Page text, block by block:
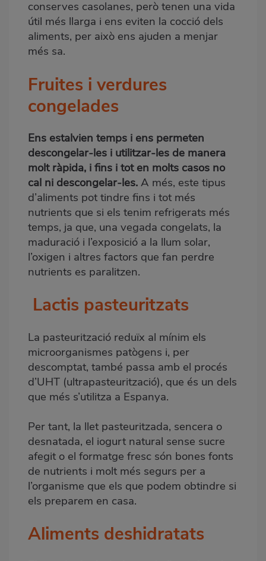
conserves casolanes, però tenen una vida
útil més llarga i ens eviten la cocció dels
aliments, per això ens ajuden a menjar
més sa.
Fruites i verdures
congelades
Ens estalvien temps i ens permeten
descongelar-les i utilitzar-les de manera
molt ràpida, i fins i tot en molts casos no
cal ni descongelar-les.A més, este tipus
d’aliments pot tindre fins i tot més
nutrients que si els tenim refrigerats més
temps, ja que, una vegada congelats, la
maduració i l’exposició a la llum solar,
l’oxigen i altres factors que fan perdre
nutrients es paralitzen.
Lactis pasteuritzats
La pasteurització reduïx al mínim els
microorganismes patògens i, per
descomptat, també passa amb el procés
d’UHT (ultrapasteurització), que és un dels
que més s’utilitza a Espanya.
Per tant, la llet pasteuritzada, sencera o
desnatada, el iogurt natural sense sucre
afegit o el formatge fresc són bones fonts
de nutrients i molt més segurs per a
l’organisme que els que podem obtindre si
els preparem en casa.
Aliments deshidratats